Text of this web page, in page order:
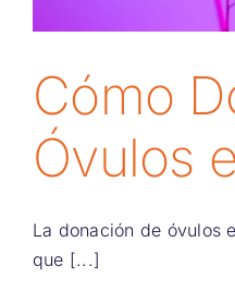
Cómo
Óvulos
La donación de óvulos
que [...]